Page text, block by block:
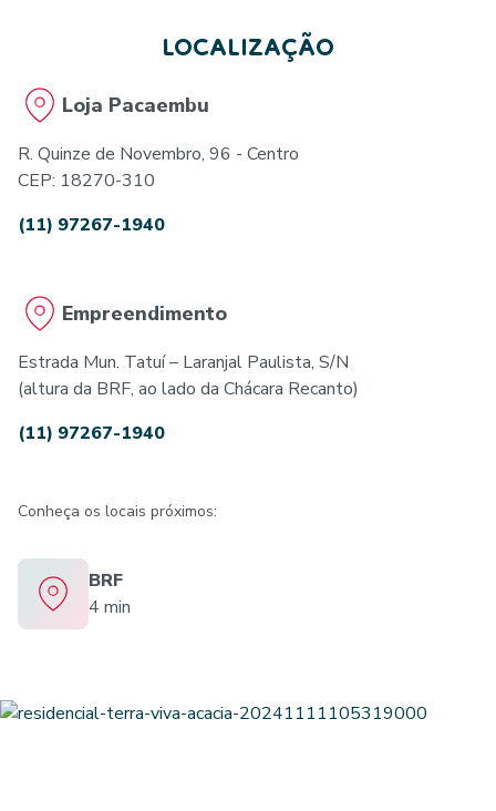
LOCALIZAÇÃO
Loja Pacaembu
R. Quinze de Novembro, 96 - Centro
CEP: 18270-310
(11) 97267-1940
Empreendimento
Estrada Mun. Tatuí – Laranjal Paulista, S/N
(altura da BRF, ao lado da Chácara Recanto)
(11) 97267-1940
Conheça os locais próximos:
BRF
4 min